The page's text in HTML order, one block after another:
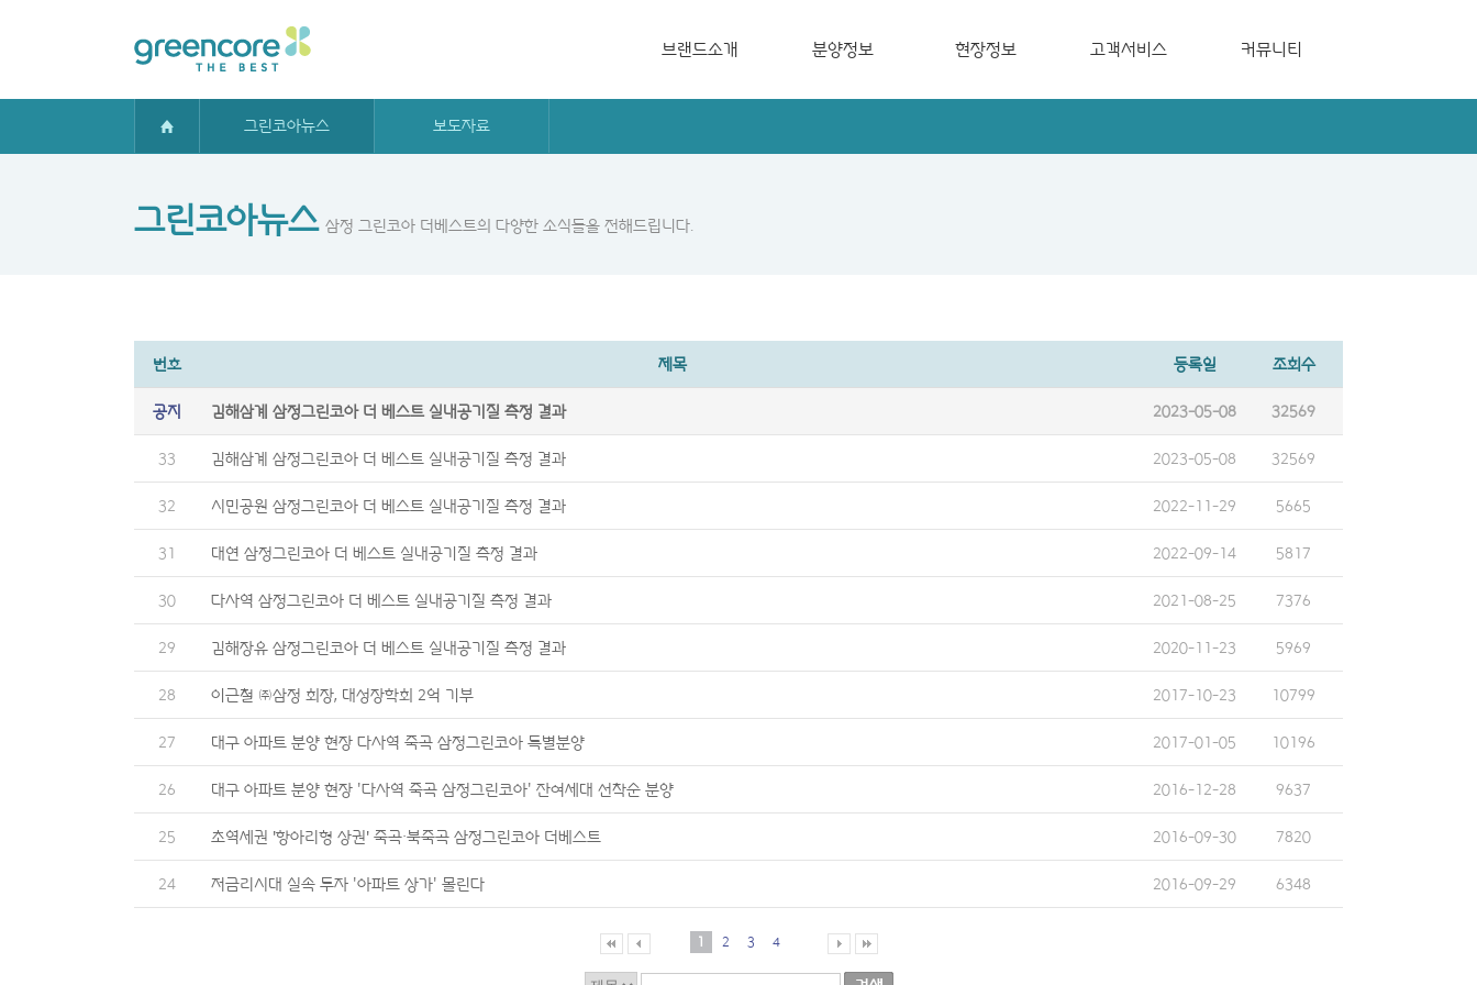
브랜드소개
QOL
Design Style
분양정보
분양중
현장정보
입주단지
고객서비스
사이버 신문고
커뮤니티
보도자료
그린코아뉴스 보도자료
그린코아뉴스 삼정 그린코아 더베스트의 다양한 소식들을 전해드립니다.
번호 제목 등록일 조회수
공지 김해삼계 삼정그린코아 더 베스트 실내공기질 측정 결과 2023-05-08 32569
33 김해삼계 삼정그린코아 더 베스트 실내공기질 측정 결과 2023-05-08 32569
32 시민공원 삼정그린코아 더 베스트 실내공기질 측정 결과 2022-11-29 5665
31 대연 삼정그린코아 더 베스트 실내공기질 측정 결과 2022-09-14 5817
30 다사역 삼정그린코아 더 베스트 실내공기질 측정 결과 2021-08-25 7376
29 김해장유 삼정그린코아 더 베스트 실내공기질 측정 결과 2020-11-23 5969
28 이근철 ㈜삼정 회장, 대성장학회 2억 기부 2017-10-23 10799
27 대구 아파트 분양 현장 다사역 죽곡 삼정그린코아 특별분양 2017-01-05 10196
26 대구 아파트 분양 현장 ‘다사역 죽곡 삼정그린코아’ 잔여세대 선착순 분양 2016-12-28 9637
25 초역세권 '항아리형 상권' 죽곡·북죽곡 삼정그린코아 더베스트 2016-09-30 7820
24 저금리시대 실속 투자 ‘아파트 상가’ 몰린다 2016-09-29 6348
1 2 3 4